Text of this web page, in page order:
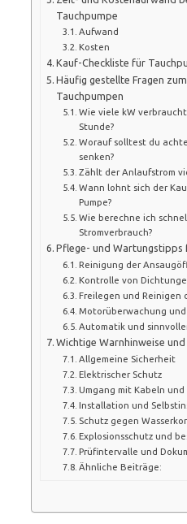
Tauchpumpe
Aufwand
Kosten
Kauf-Checkliste für
Häufig gestellte Fragen
Tauchpumpen
Wie viele kW verbraucht
Stunde?
Worauf solltest du
senken?
Zählt der Anlaufstrom
Wann lohnt sich der
Pumpe?
Wie berechne ich
Stromverbrauch?
Pflege- und
Reinigung der
Kontrolle von
Freilegen und Reinigen
Motorüberwachung
Automatik und
Wichtige Warnhinweise
Allgemeine Sicherheit
Elektrischer Schutz
Umgang mit Kabeln und
Installation und
Schutz gegen
Explosionsschutz und
Prüfintervalle und
Ähnliche Beiträge: